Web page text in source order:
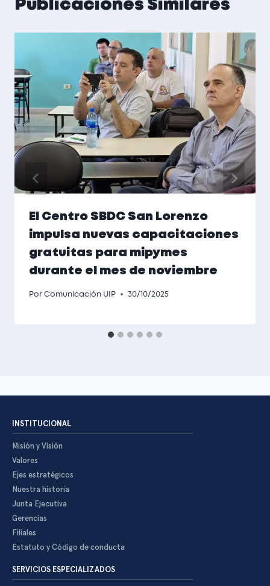
Publicaciones Similares
El Centro SBDC San Lorenzo
impulsa nuevas capacitaciones
gratuitas para mipymes
durante el mes de noviembre
PorComunicación UIP 30/10/2025
INSTITUCIONAL
Misión y Visión
Valores
Ejes estratégicos
Nuestra historia
Junta Ejecutiva
Gerencias
Filiales
Estatuto y Código de conducta
SERVICIOS ESPECIALIZADOS